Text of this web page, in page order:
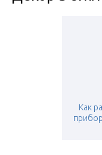
Как